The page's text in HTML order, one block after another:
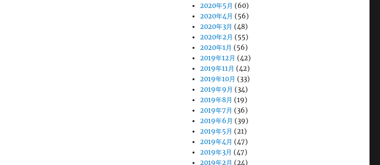
2020年5月 (60)
2020年4月 (56)
2020年3月 (48)
2020年2月 (55)
2020年1月 (56)
2019年12月 (42)
2019年11月 (42)
2019年10月 (33)
2019年9月 (34)
2019年8月 (19)
2019年7月 (36)
2019年6月 (39)
2019年5月 (21)
2019年4月 (47)
2019年3月 (47)
2019年2月 (24)